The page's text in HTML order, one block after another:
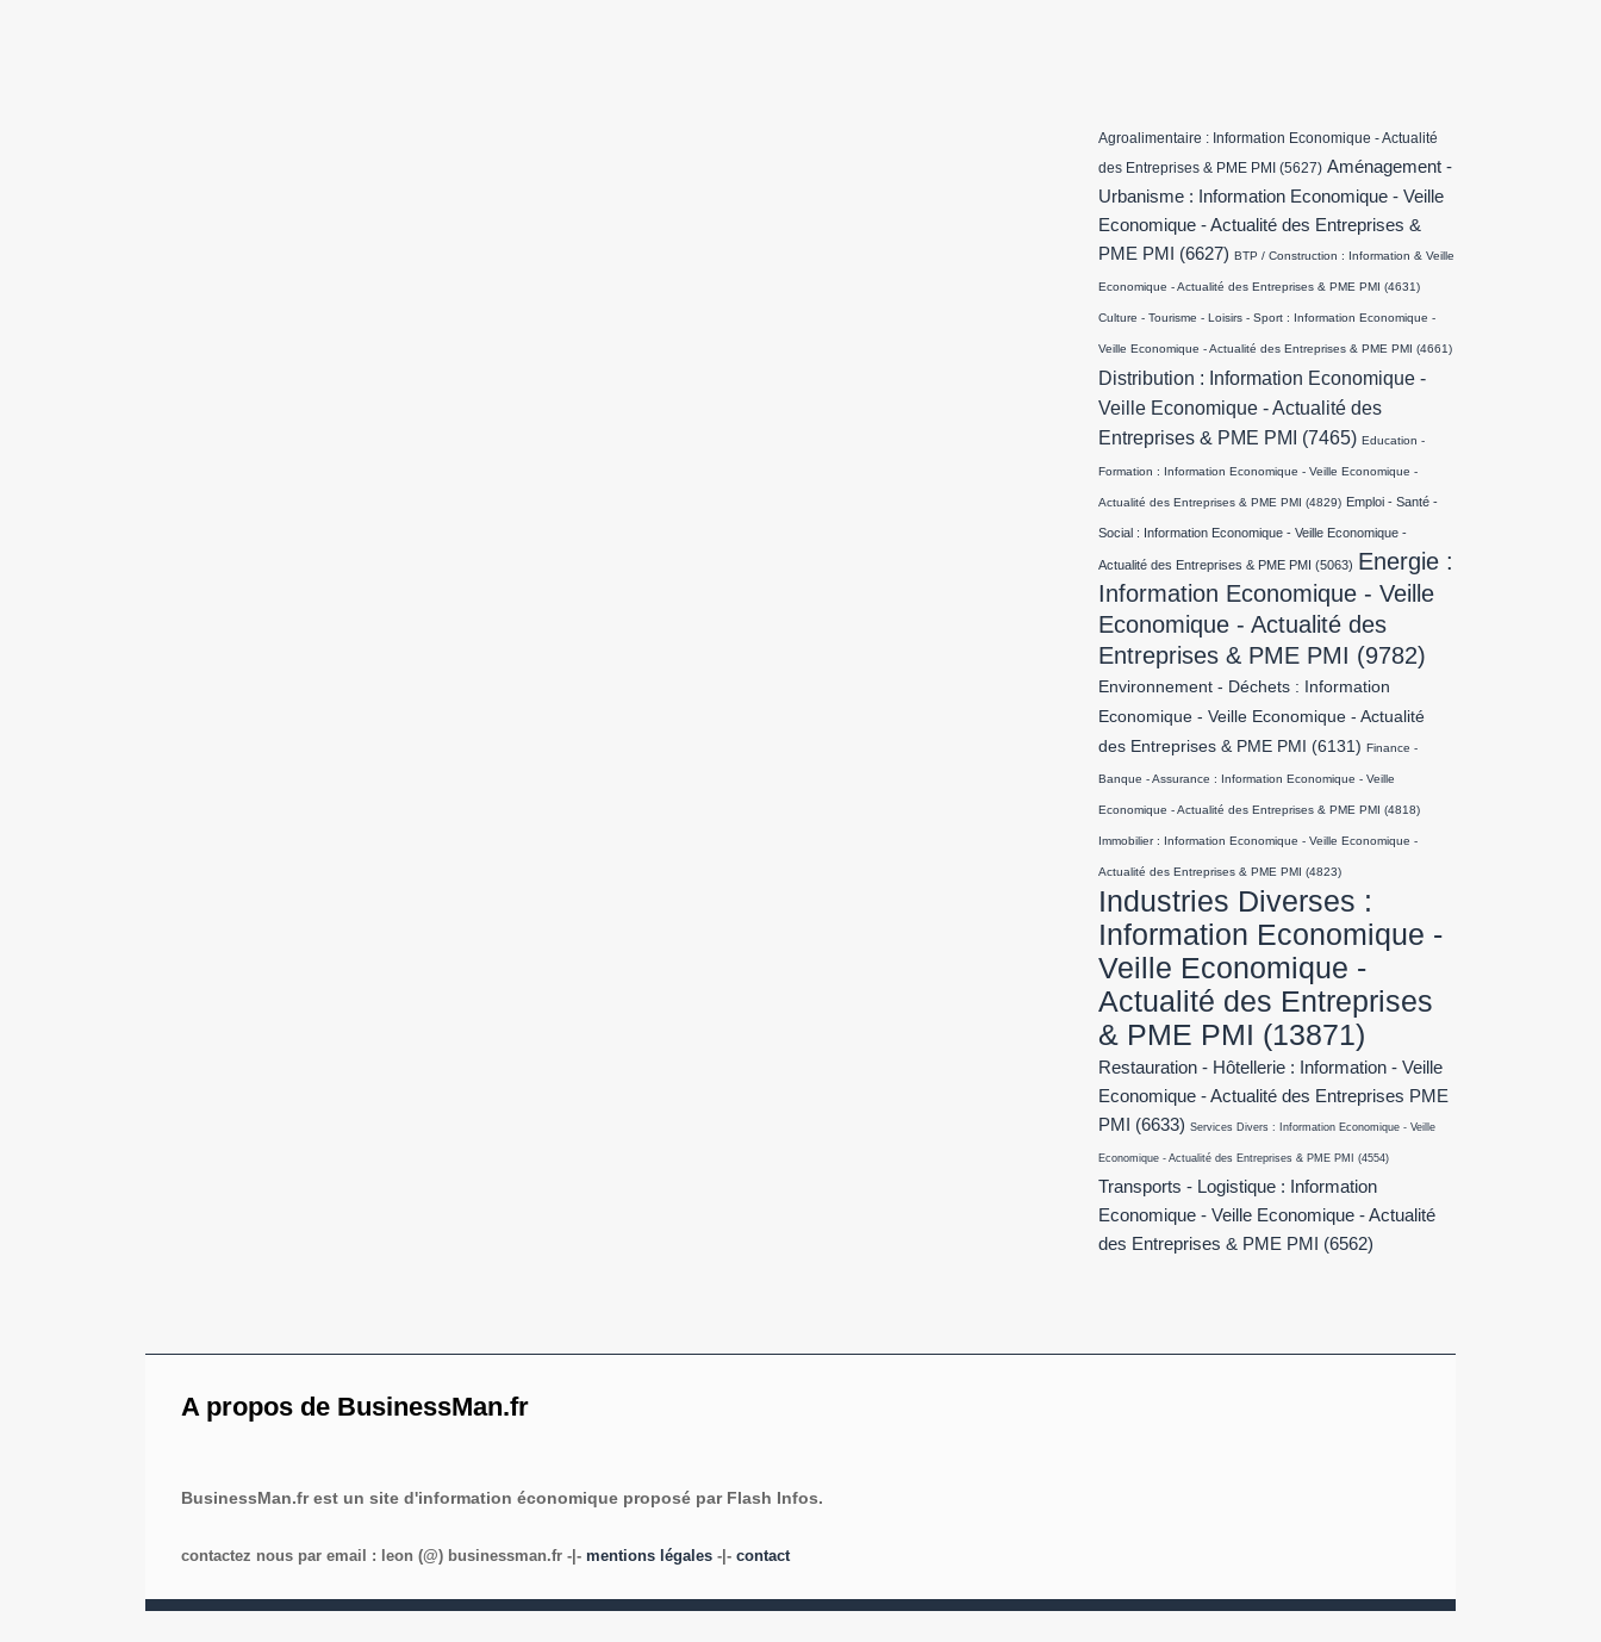
Agroalimentaire : Information Economique - Actualité
des Entreprises & PME PMI (5627) Aménagement -
Urbanisme : Information Economique - Veille
Economique - Actualité des Entreprises &
PME PMI
(6627) BTP / Construction : Information & Veille
Economique - Actualité des Entreprises & PME PMI (4631)
Culture - Tourisme - Loisirs - Sport : Information Economique -
Veille Economique - Actualité des Entreprises & PME PMI (4661)
Distribution : Information Economique -
Veille Economique - Actualité des
Entreprises & PME PMI (7465) Education -
Formation : Information Economique - Veille Economique -
Actualité des Entreprises & PME PMI (4829) Emploi - Santé -
Social : Information Economique - Veille Economique -
Actualité des Entreprises & PME PMI (5063) Energie :
Information Economique - Veille
Economique - Actualité des
Entreprises & PME PMI (9782)
Environnement - Déchets : Information
Economique - Veille Economique - Actualité
des Entreprises & PME PMI
(6131) Finance -
Banque - Assurance : Information Economique - Veille
Economique - Actualité des Entreprises & PME PMI (4818)
Immobilier : Information Economique - Veille Economique -
Actualité des Entreprises & PME PMI (4823)
Industries Diverses :
Information Economique -
Veille Economique -
Actualité des Entreprises
& PME PMI (13871)
Restauration - Hôtellerie : Information - Veille
Economique - Actualité des Entreprises PME
PMI
(6633) Services Divers : Information Economique - Veille
Economique - Actualité des Entreprises & PME PMI (4554)
Transports - Logistique : Information
Economique - Veille Economique - Actualité
des Entreprises & PME PMI
(6562)
A propos de BusinessMan.fr
BusinessMan.fr est un site d'information économique proposé par Flash Infos.
contactez nous par email : leon (@) businessman.fr -|- mentions légales -|- contact